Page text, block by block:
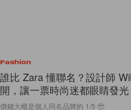
Fashion
誰比 Zara 懂聯名？設計師
開，讓一票時尚迷都眼睛發光
價錢大概是個人同名品牌的 1/5 🥹